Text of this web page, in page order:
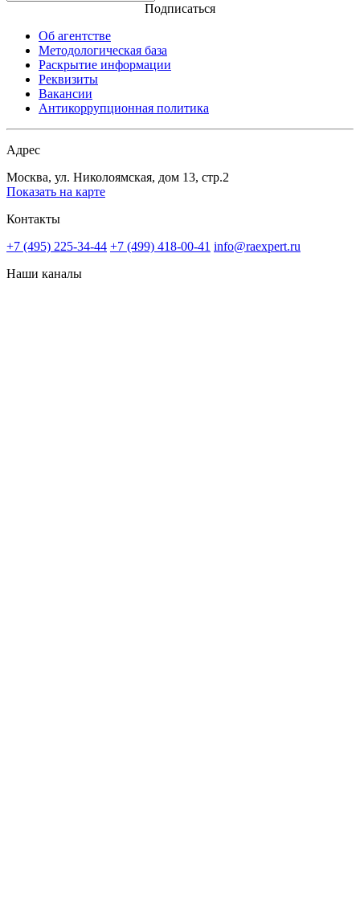
Подписаться
Об агентстве
Методологическая база
Раскрытие информации
Реквизиты
Вакансии
Антикоррупционная политика
Адрес
Москва, ул. Николоямская, дом 13, стр.2
Показать на карте
Контакты
+7 (495) 225-34-44 +7 (499) 418-00-41 info@raexpert.ru
Наши каналы